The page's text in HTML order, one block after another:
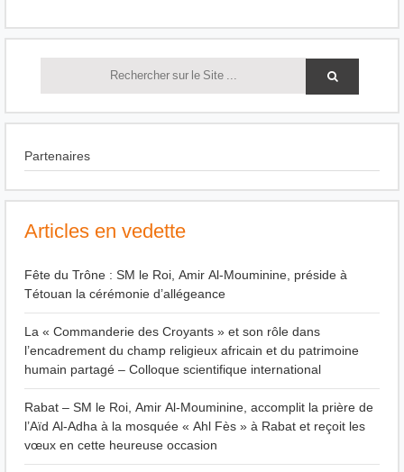
Partenaires
Articles en vedette
Fête du Trône : SM le Roi, Amir Al-Mouminine, préside à
Tétouan la cérémonie d’allégeance
La « Commanderie des Croyants » et son rôle dans
l’encadrement du champ religieux africain et du patrimoine
humain partagé – Colloque scientifique international
Rabat – SM le Roi, Amir Al-Mouminine, accomplit la prière de
l’Aïd Al-Adha à la mosquée « Ahl Fès » à Rabat et reçoit les
vœux en cette heureuse occasion